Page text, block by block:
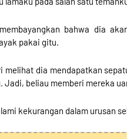
bahwa dia
pakai gitu.
dia mendapatkan
Jadi, beliau memberi mereka
kekurangan dalam urusan